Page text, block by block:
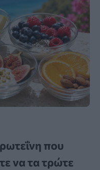
που
να τα τρώτε